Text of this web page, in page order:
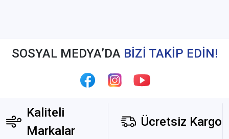
SOSYAL MEDYA’DA BİZİ TAKİP EDİN!
Kaliteli
Markalar
Ücretsiz Kargo